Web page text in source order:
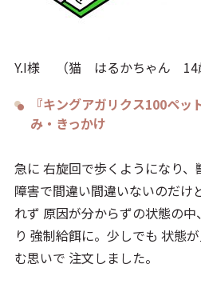
Y.I様 （猫 はるかちゃん 14
『キングアガリクス100ペッ
み・きっかけ
急に 右旋回で歩くようになり
障害で間違い間違いないのだけ
れず 原因が分からずの状態の
り 強制給餌に。少しでも 状態
む思いで 注文しました。